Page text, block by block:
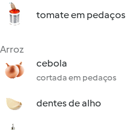
tomate em pedaços
Arroz
cebola
cortada em pedaços
dentes de alho